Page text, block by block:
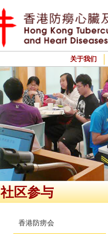
关于我们
社区参与
香港防痨会